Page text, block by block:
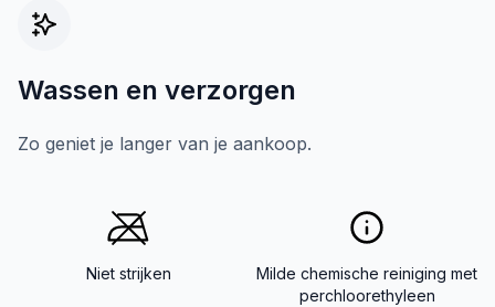
Wassen en verzorgen
Zo geniet je langer van je aankoop.
Niet strijken
Milde chemische reiniging met
perchloorethyleen